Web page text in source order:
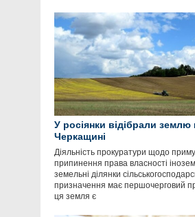
У росіянки відібрали землю
Черкащині
Діяльність прокуратури щодо
припинення права власності
земельні ділянки
призначення має першочерговий
ця земля є